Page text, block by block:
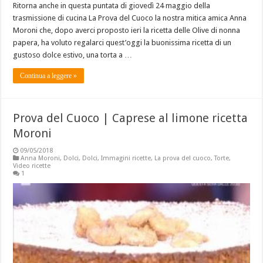
Ritorna anche in questa puntata di giovedì 24 maggio della
trasmissione di cucina La Prova del Cuoco la nostra mitica amica Anna
Moroni che, dopo averci proposto ieri la ricetta delle Olive di nonna
papera, ha voluto regalarci quest’oggi la buonissima ricetta di un
gustoso dolce estivo, una torta a …
Continua a leggere »
Prova del Cuoco | Caprese al limone ricetta
Moroni
09/05/2018
Anna Moroni, Dolci, Dolci,Immagini ricette, La prova del cuoco,Torte,
Video ricette
1